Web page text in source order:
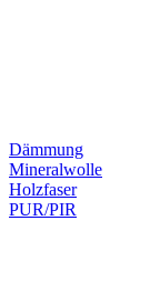
Dämmung
Mineralwolle
Holzfaser
PUR/PIR